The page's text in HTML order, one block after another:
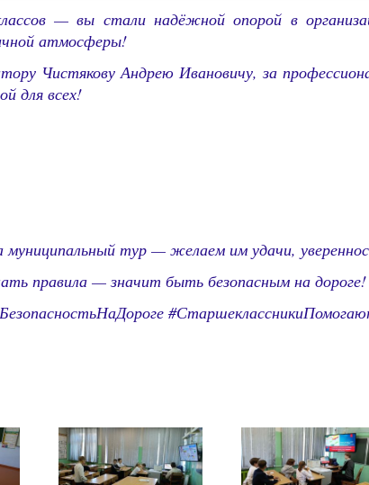
— вы стали надёжной опорой в
атмосферы!
Чистякову Андрею Ивановичу, за
для всех!
тур — желаем им удачи,
правила — значит быть безопасным на дороге!